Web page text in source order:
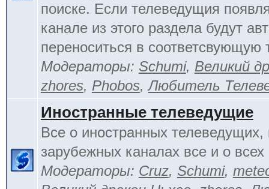
поиске. Если телеведущия
канале из этого раздела будут
переноситься в соответсвующую
Модераторы: Schumi, Великий
zhores, Phobos,Любитель
Иностранные телеведущие
Все о иностранных телеведущих,
зарубежных каналах все и о всех
Модераторы: Cruz, Schumi,